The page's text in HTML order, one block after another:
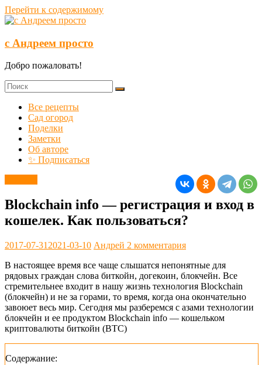
Перейти к содержимому
с Андреем просто
Добро пожаловать!
Все рецепты
Сад огород
Поделки
Заметки
Об авторе
✨ Подписаться
Blockchain info — регистрация и вход в
кошелек. Как пользоваться?
2017-07-31 2021-03-10 Андрей 2 комментария
В настоящее время все чаще слышатся непонятные для
рядовых граждан слова биткойн, догекоин, блокчейн. Все
стремительнее входит в нашу жизнь технология Blockchain
(блокчейн) и не за горами, то время, когда она окончательно
завоюет весь мир. Сегодня мы разберемся с азами технологии
блокчейн и ее продуктом Blockchain info — кошельком
криптовалюты биткойн (ВТС)
Содержание: